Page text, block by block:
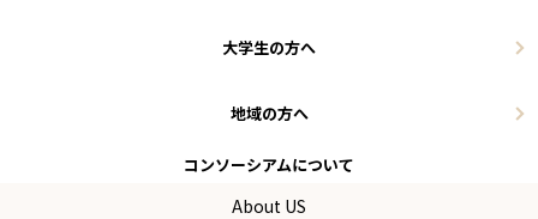
大学生の方へ
地域の方へ
コンソーシアムについて
About US